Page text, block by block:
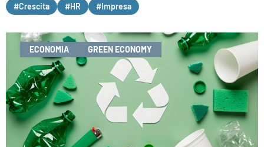
#Crescita #HR #Impresa
ECONOMIA GREEN ECONOMY